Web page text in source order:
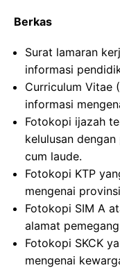
Berkas
Surat lamaran
informasi
Curriculum Vitae
informasi
Fotokopi ijazah
kelulusan
cum laude.
Fotokopi KTP
mengenai
Fotokopi SIM A
alamat
Fotokopi SKCK
mengenai